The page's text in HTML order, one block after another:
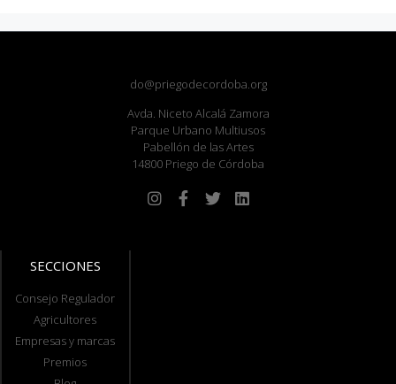
do@priegodecordoba.org
Avda. Niceto Alcalá Zamora
Parque Urbano Multiusos
Pabellón de las Artes
14800 Priego de Córdoba
SECCIONES
Consejo Regulador
Agricultores
Empresas y marcas
Premios